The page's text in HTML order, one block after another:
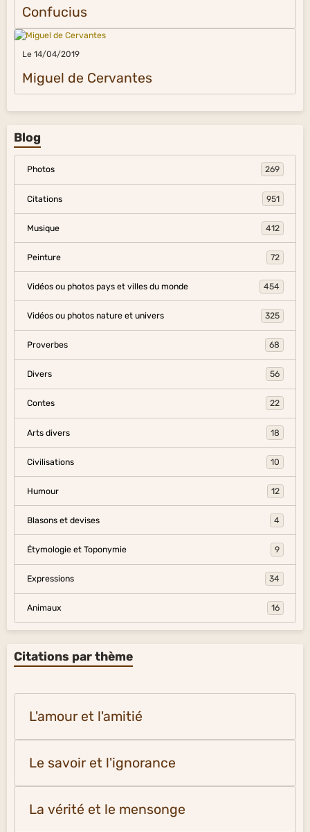
Confucius
Le 14/04/2019
Miguel de Cervantes
Blog
Photos 269
Citations 951
Musique 412
Peinture 72
Vidéos ou photos pays et villes du monde 454
Vidéos ou photos nature et univers 325
Proverbes 68
Divers 56
Contes 22
Arts divers 18
Civilisations 10
Humour 12
Blasons et devises 4
Étymologie et Toponymie 9
Expressions 34
Animaux 16
Citations par thème
L'amour et l'amitié
Le savoir et l'ignorance
La vérité et le mensonge